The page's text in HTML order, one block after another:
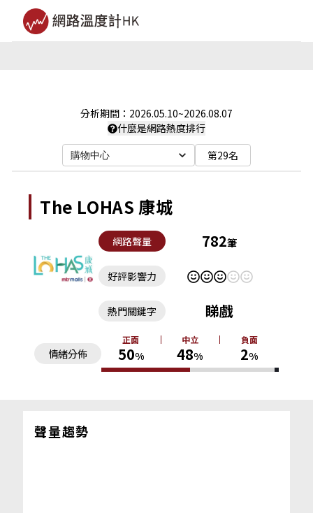
分析期間： 2026.05.10~2026.08.07
什麼是網路熱度排行
購物中心 第29名
The LOHAS 康城
網路聲量 782筆
好評影響力
情緒分佈
正面
50%
中立
48%
負面
2%
熱門關鍵字 睇戲
聲量趨勢